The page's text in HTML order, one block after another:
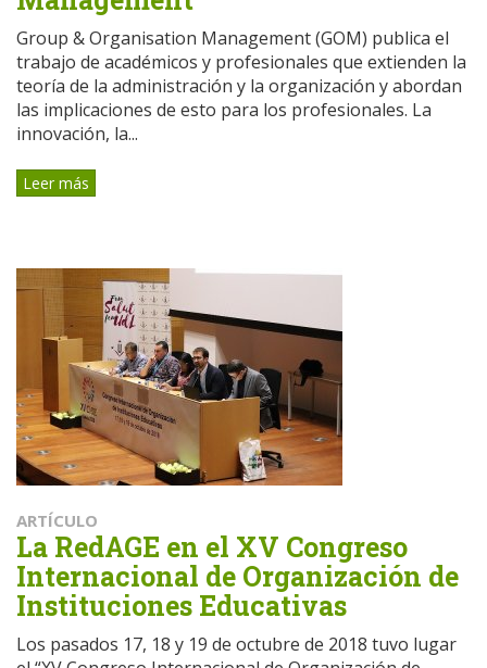
Group & Organisation Management (GOM) publica el
trabajo de académicos y profesionales que extienden la
teoría de la administración y la organización y abordan
las implicaciones de esto para los profesionales. La
innovación, la...
Leer más
ARTÍCULO
La RedAGE en el XV Congreso
Internacional de Organización de
Instituciones Educativas
Los pasados 17, 18 y 19 de octubre de 2018 tuvo lugar